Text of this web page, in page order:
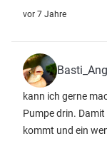
vor 7 Jahre
kann ich gerne
Pumpe drin.
kommt und ein